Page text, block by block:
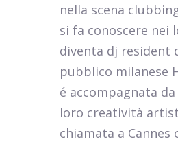
nella scena
si fa conoscere nei
diventa dj resident
pubblico milanese
é accompagnata
loro creatività
chiamata a